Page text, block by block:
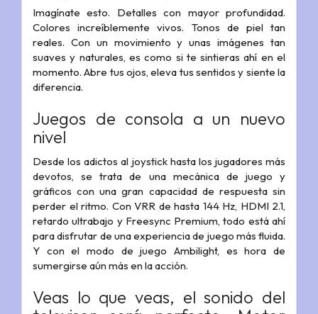
Imagínate esto. Detalles con mayor profundidad.
Colores increíblemente vivos. Tonos de piel tan
reales. Con un movimiento y unas imágenes tan
suaves y naturales, es como si te sintieras ahí en el
momento. Abre tus ojos, eleva tus sentidos y siente la
diferencia.
Juegos de consola a un nuevo
nivel
Desde los adictos al joystick hasta los jugadores más
devotos, se trata de una mecánica de juego y
gráficos con una gran capacidad de respuesta sin
perder el ritmo. Con VRR de hasta 144 Hz, HDMI 2.1,
retardo ultrabajo y Freesync Premium, todo está ahí
para disfrutar de una experiencia de juego más fluida.
Y con el modo de juego Ambilight, es hora de
sumergirse aún más en la acción.
Veas lo que veas, el sonido del